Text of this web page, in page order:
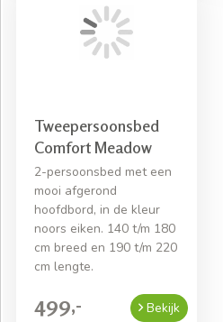
Tweepersoonsbed
Comfort Meadow
2-persoonsbed met een
mooi afgerond
hoofdbord, in de kleur
noors eiken. 140 t/m 180
cm breed en 190 t/m 220
cm lengte.
499,- Bekijk